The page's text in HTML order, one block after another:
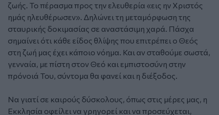
ζωής. Το πέρασμα προς την ελευθερία «εις ην Χριστός
ημάς ηλευθέρωσεν». Δηλώνει τη μεταμόρφωση της
σταυρικής δοκιμασίας σε αναστάσιμη χαρά. Πάσχα
σημαίνει ότι κάθε είδος θλίψης που επιτρέπει ο Θεός
στη ζωή μας έχει κάποιο νόημα. Και αν σταθούμε σωστά,
γενναία, με πίστη στον Θεό και εμπιστοσύνη στην
πρόνοιά Του, σύντομα θα φανεί και η διέξοδος.
Να γιατί σε καιρούς δύσκολους, όπως στις μέρες μας, η
Εκκλησία οφείλει να γρηγορεί και να προσεύχεται,